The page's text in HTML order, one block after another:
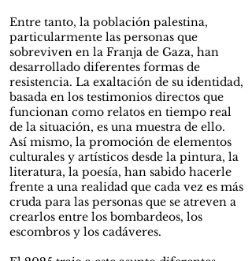
Entre tanto, la población palestina,
particularmente las personas que
sobreviven en la Franja de Gaza, han
desarrollado diferentes formas de
resistencia. La exaltación de su identidad,
basada en los testimonios directos que
funcionan como relatos en tiempo real
de la situación, es una muestra de ello.
Así mismo, la promoción de elementos
culturales y artísticos desde la pintura, la
literatura, la poesía, han sabido hacerle
frente a una realidad que cada vez es más
cruda para las personas que se atreven a
crearlos entre los bombardeos, los
escombros y los cadáveres.